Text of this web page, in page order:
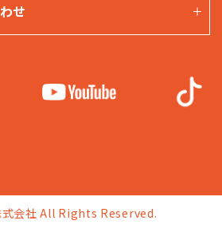
せ
会社 All Rights Reserved.